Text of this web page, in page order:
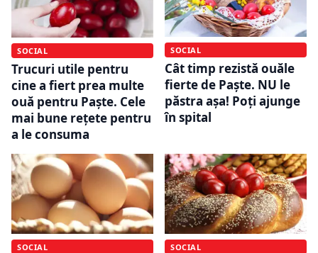
SOCIAL
Trucuri utile pentru
cine a fiert prea multe
ouă pentru Paște. Cele
mai bune rețete pentru
a le consuma
SOCIAL
Cât timp rezistă ouăle
fierte de Paște. NU le
păstra așa! Poți ajunge
în spital
SOCIAL SOCIAL